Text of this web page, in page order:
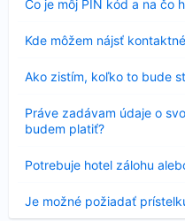
Čo je môj PIN kód a na čo
sa
Kde môžem nájsť
sa
Ako zistím, koľko to bude
sa
Práve zadávam údaje o
budem platiť?
sa
Potrebuje hotel zálohu
sa
Je možné požiadať
sa